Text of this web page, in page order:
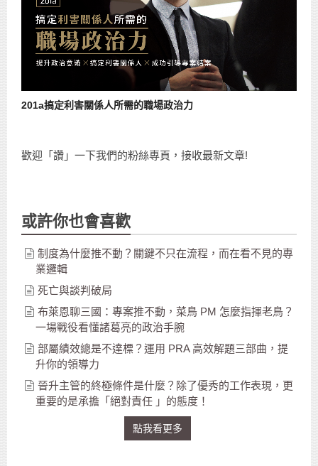
201a搞定利害關係人所需的職場政治力
歡迎「讚」一下我們的粉絲專頁，接收最新文章!
或許你也會喜歡
制度為什麼推不動？關鍵不只在流程，而在看不見的專
業邏輯
死亡與談判破局
布萊恩聊三國：專案推不動，菜鳥 PM 怎麼指揮老鳥？
一場戰役看懂諸葛亮的政治手腕
部屬績效總是不達標？運用 PRA 高效解題三部曲，提
升你的領導力
晉升主管的終極條件是什麼？除了優秀的工作表現，更
重要的是承擔「絕對責任 」的態度！
點我看更多